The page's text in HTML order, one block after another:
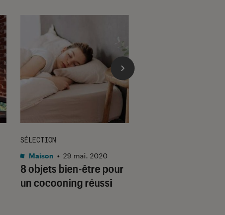
8 objets bien-être pour
un cocooning réussi
SÉLECTION
Maison • 29 mai. 2020